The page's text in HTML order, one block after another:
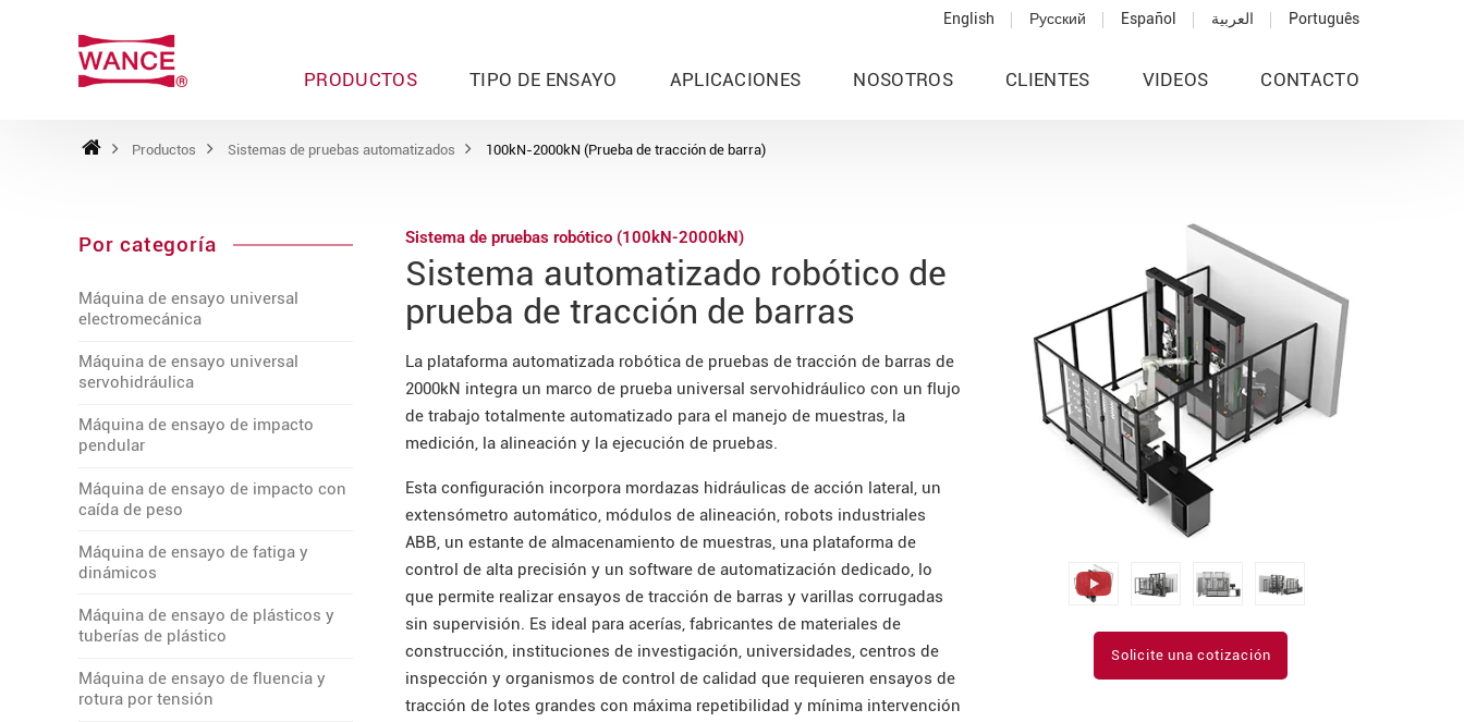
English Русский Español العربية Português
PRODUCTOS TIPO DE ENSAYO APLICACIONES NOSOTROS CLIENTES VIDEOS CONTACTO
Productos Sistemas de pruebas automatizados 100kN-2000kN (Prueba de tracción de barra)
Solicite una cotización
Sistema de pruebas robótico (100kN-2000kN)
Sistema automatizado robótico de
prueba de tracción de barras
La plataforma automatizada robótica de pruebas de tracción de barras de
2000kN integra un marco de prueba universal servohidráulico con un flujo
de trabajo totalmente automatizado para el manejo de muestras, la
medición, la alineación y la ejecución de pruebas.
Esta configuración incorpora mordazas hidráulicas de acción lateral, un
extensómetro automático, módulos de alineación, robots industriales
ABB, un estante de almacenamiento de muestras, una plataforma de
control de alta precisión y un software de automatización dedicado, lo
que permite realizar ensayos de tracción de barras y varillas corrugadas
sin supervisión. Es ideal para acerías, fabricantes de materiales de
construcción, instituciones de investigación, universidades, centros de
inspección y organismos de control de calidad que requieren ensayos de
tracción de lotes grandes con máxima repetibilidad y mínima intervención
Por categoría
Máquina de ensayo universal
electromecánica
Máquina de ensayo universal
servohidráulica
Máquina de ensayo de impacto
pendular
Máquina de ensayo de impacto con
caída de peso
Máquina de ensayo de fatiga y
dinámicos
Máquina de ensayo de plásticos y
tuberías de plástico
Máquina de ensayo de fluencia y
rotura por tensión